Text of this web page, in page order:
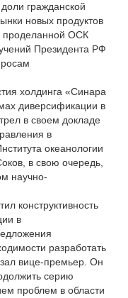
гражданской
новых продуктов
проделанной ОСК
Президента РФ
холдинга «Синара
диверсификации в
в своем докладе
в
океанологии
в свою очередь,
научно-
конструктивность
в
разработать
вице-премьер. Он
серию
проблем в области